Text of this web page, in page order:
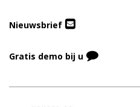
Nieuwsbrief
Gratis demo bij u